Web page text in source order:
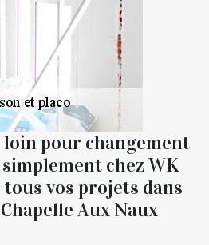
loin pour changement
simplement chez WK
vos projets dans
Aux Naux